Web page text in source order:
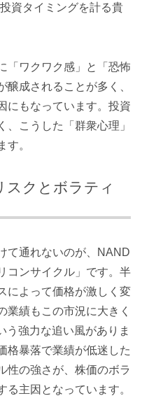
資タイミングを計る貴
「ワクワク感」と「恐怖
成されることが多く、
にもなっています。投資
こうした「群衆心理」
す。
スクとボラティ
て通れないのが、NAND
コンサイクル」です。半
によって価格が激しく変
業績もこの市況に大きく
う強力な追い風がありま
格暴落で業績が低迷した
性の強さが、株価のボラ
主因となっています。